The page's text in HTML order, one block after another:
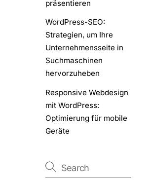
präsentieren
WordPress-SEO:
Strategien, um Ihre
Unternehmensseite in
Suchmaschinen
hervorzuheben
Responsive Webdesign
mit WordPress:
Optimierung für mobile
Geräte